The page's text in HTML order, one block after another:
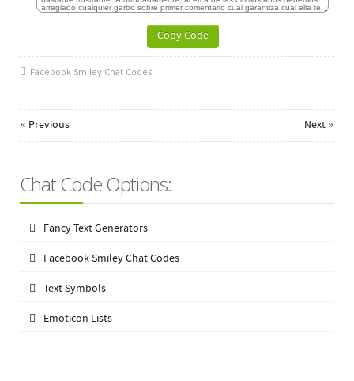
Copy Code
Facebook Smiley Chat Codes
« Previous Next »
Chat Code Options:
Fancy Text Generators
Facebook Smiley Chat Codes
Text Symbols
Emoticon Lists